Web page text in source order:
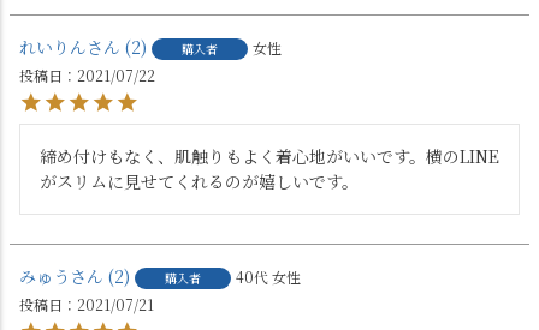
れいりん 2 購入者
女性
投稿日
2021/07/22
締め付けもなく、肌触りもよく着心地がいいです。横のLINE
がスリムに見せてくれるのが嬉しいです。
みゅう 2 購入者 40代女性
投稿日
2021/07/21